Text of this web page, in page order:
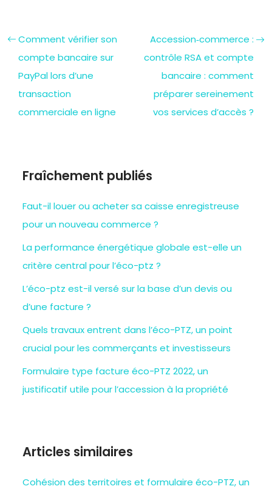
Comment vérifier son
compte bancaire sur
PayPal lors d’une
transaction
commerciale en ligne
Accession‑commerce :
contrôle RSA et compte
bancaire : comment
préparer sereinement
vos services d’accès ?
Fraîchement publiés
Faut-il louer ou acheter sa caisse enregistreuse
pour un nouveau commerce ?
La performance énergétique globale est-elle un
critère central pour l’éco-ptz ?
L’éco-ptz est-il versé sur la base d’un devis ou
d’une facture ?
Quels travaux entrent dans l’éco-PTZ, un point
crucial pour les commerçants et investisseurs
Formulaire type facture éco-PTZ 2022, un
justificatif utile pour l’accession à la propriété
Articles similaires
Cohésion des territoires et formulaire éco-PTZ, un